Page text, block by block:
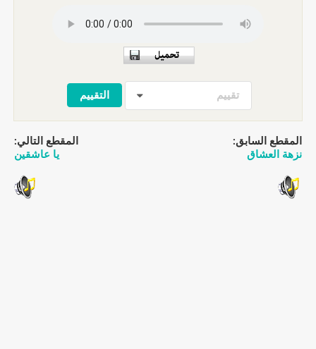
تقييم
المقطع السابق:
نزهة العشاق
المقطع التالي:
يا عاشقين